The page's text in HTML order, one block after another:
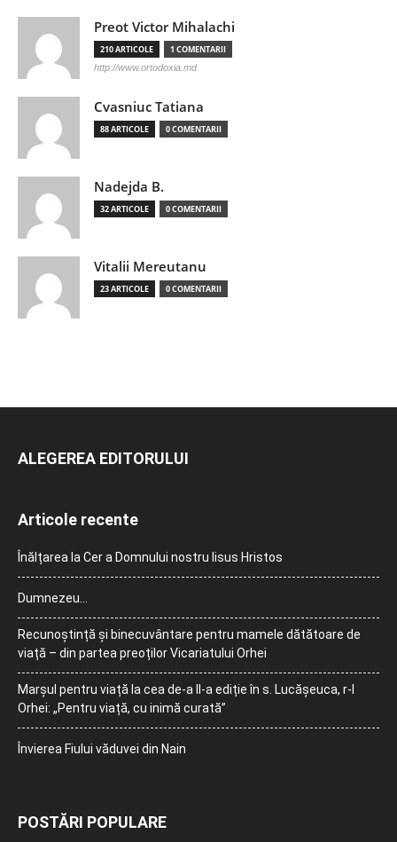
Preot Victor Mihalachi
210 ARTICOLE 1 COMENTARII
http://www.ortodoxia.md
Cvasniuc Tatiana
88 ARTICOLE 0 COMENTARII
Nadejda B.
32 ARTICOLE 0 COMENTARII
Vitalii Mereutanu
23 ARTICOLE 0 COMENTARII
ALEGEREA EDITORULUI
Articole recente
Înălțarea la Cer a Domnului nostru Iisus Hristos
Dumnezeu…
Recunoștință și binecuvântare pentru mamele dătătoare de
viață – din partea preoților Vicariatului Orhei
Marșul pentru viață la cea de-a II-a ediție în s. Lucășeuca, r-l
Orhei: „Pentru viață, cu inimă curată”
Învierea Fiului văduvei din Nain
POSTĂRI POPULARE